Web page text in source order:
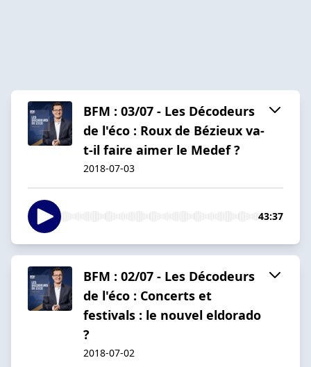
BFM : 03/07 - Les Décodeurs
de l'éco : Roux de Bézieux va-
t-il faire aimer le Medef ?
2018-07-03
43:37
BFM : 02/07 - Les Décodeurs
de l'éco : Concerts et
festivals : le nouvel eldorado
?
2018-07-02